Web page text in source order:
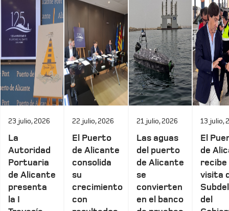
23 julio, 2026
La
Autoridad
Portuaria
de Alicante
presenta
la I
22 julio, 2026
El Puerto
de Alicante
consolida
su
crecimiento
con
21 julio, 2026
Las aguas
del puerto
de Alicante
se
convierten
en el banco
13 julio,
El
de
recibe
visita
del